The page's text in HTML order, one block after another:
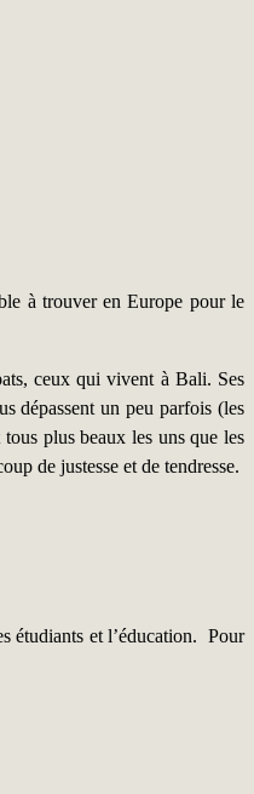
à trouver en Europe pour le
ceux qui vivent à Bali. Ses
dépassent un peu parfois (les
plus beaux les uns que les
de justesse et de tendresse.
étudiants et l’éducation. Pour